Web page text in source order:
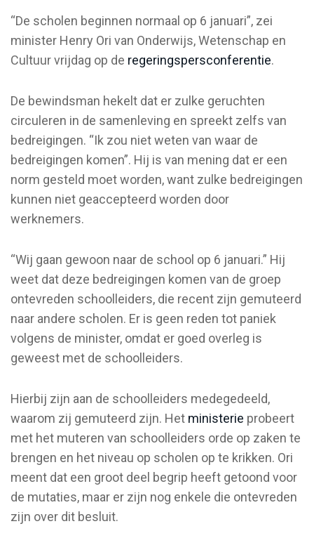
“De scholen beginnen normaal op 6 januari”, zei
minister Henry Ori van Onderwijs, Wetenschap en
Cultuur vrijdag op de regeringspersconferentie.
De bewindsman hekelt dat er zulke geruchten
circuleren in de samenleving en spreekt zelfs van
bedreigingen. “Ik zou niet weten van waar de
bedreigingen komen”. Hij is van mening dat er een
norm gesteld moet worden, want zulke bedreigingen
kunnen niet geaccepteerd worden door
werknemers.
“Wij gaan gewoon naar de school op 6 januari.” Hij
weet dat deze bedreigingen komen van de groep
ontevreden schoolleiders, die recent zijn gemuteerd
naar andere scholen. Er is geen reden tot paniek
volgens de minister, omdat er goed overleg is
geweest met de schoolleiders.
Hierbij zijn aan de schoolleiders medegedeeld,
waarom zij gemuteerd zijn. Het ministerie probeert
met het muteren van schoolleiders orde op zaken te
brengen en het niveau op scholen op te krikken. Ori
meent dat een groot deel begrip heeft getoond voor
de mutaties, maar er zijn nog enkele die ontevreden
zijn over dit besluit.